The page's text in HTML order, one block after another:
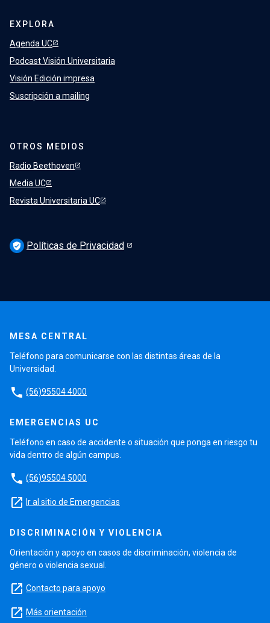
EXPLORA
Agenda UC
Podcast Visión Universitaria
Visión Edición impresa
Suscripción a mailing
OTROS MEDIOS
Radio Beethoven
Media UC
Revista Universitaria UC
verified_user Políticas de Privacidad
MESA CENTRAL
Teléfono para comunicarse con las distintas áreas de la
Universidad.
phone (56)95504 4000
EMERGENCIAS UC
Teléfono en caso de accidente o situación que ponga en riesgo tu
vida dentro de algún campus.
phone (56)95504 5000
launch Ir al sitio de Emergencias
DISCRIMINACIÓN Y VIOLENCIA
Orientación y apoyo en casos de discriminación, violencia de
género o violencia sexual.
launch Contacto para apoyo
launch Más orientación